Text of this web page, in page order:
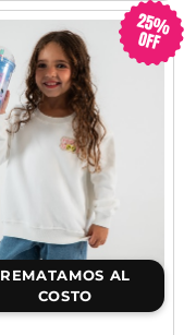
25%
OFF
REMATAMOS AL
COSTO